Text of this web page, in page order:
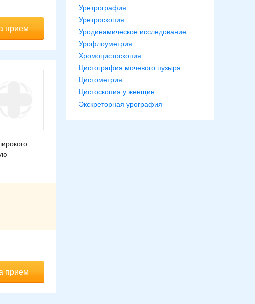
прием
прием
Уретрография
Уретроскопия
Уродинамическое исследование
Урофлоуметрия
Хромоцистоскопия
Цистография мочевого пузыря
Цистометрия
Цистоскопия у женщин
Экскреторная урография